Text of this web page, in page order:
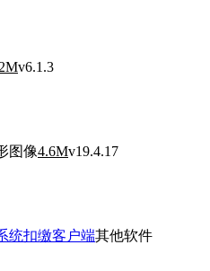
v6.1.3
图像4.6Mv19.4.17
统扣缴客户端其他软件